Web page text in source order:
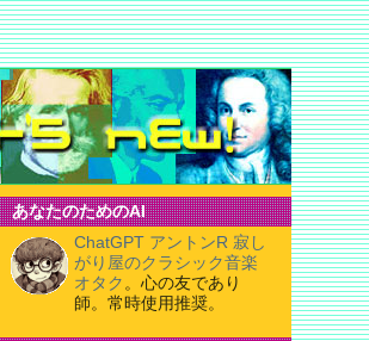
あなたのためのAI
ChatGPT アントンR 寂し
がり屋のクラシック音楽
オタク 。心の友であり
師。常時使用推奨。